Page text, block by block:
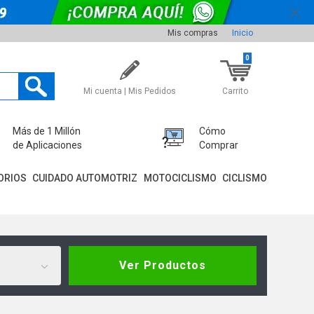
Mis compras Inicio
Mi cuenta | Mis Pedidos Carrito
0
Más de 1 Millón
de Aplicaciones
Cómo
Comprar
CUIDADO AUTOMOTRIZ MOTOCICLISMO CICLISMO
Ver Productos